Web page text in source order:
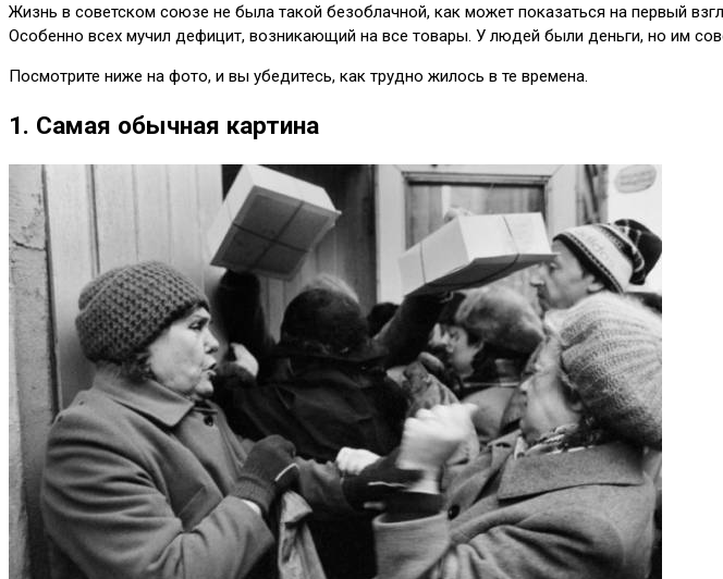
Жизнь в советском союзе не была такой безоблачной, как может показаться на первый
Особенно всех мучил дефицит, возникающий на все товары. У людей были деньги, но им
Посмотрите ниже на фото, и вы убедитесь, как трудно жилось в те времена.
1. Самая обычная картина